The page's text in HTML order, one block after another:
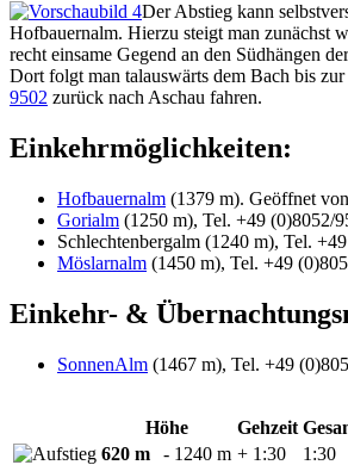
Der Abstieg kann
Hofbauernalm. Hierzu steigt man zunächst
recht einsame Gegend an den Südhängen
Dort folgt man talauswärts dem Bach bis
9502 zurück nach Aschau fahren.
Einkehrmöglichkeiten:
Hofbauernalm (1379 m). Geöffnet
Gorialm (1250 m), Tel. +49 (0)8052/
Schlechtenbergalm (1240 m), Tel.
Möslarnalm (1450 m), Tel. +49
Einkehr- &
SonnenAlm (1467 m), Tel. +49
Höhe Gehzeit
620 m
- 1240 m + 1:30 1:30